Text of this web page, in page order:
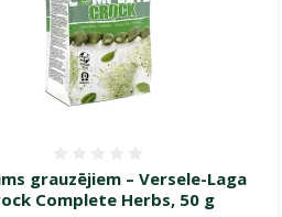
grauzējiem – Versele-Laga
Complete Herbs, 50 g